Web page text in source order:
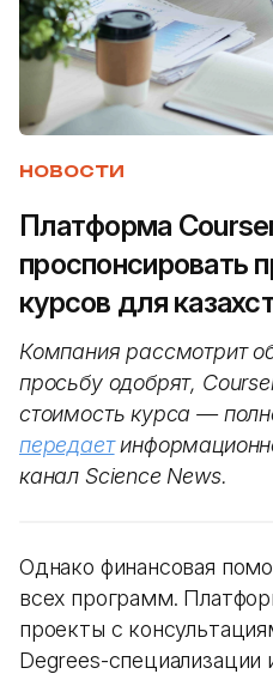
НОВОСТИ
Платформа
проспонсировать
курсов для
Компания рассмотрит
просьбу одобрят,
стоимость курса —
передает
канал Science News.
Однако финансовая
всех программ.
проекты с
Degrees-специализации